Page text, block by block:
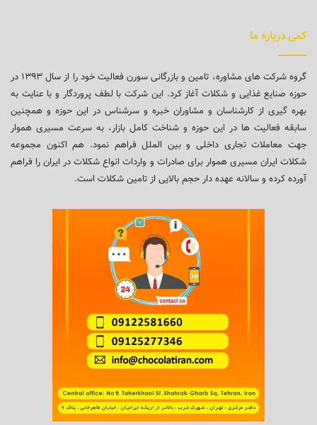
کمی درباره ما
گروه شرکت های مشاوره، تامین و بازرگانی سورن فعالیت خود را از سال ۱۳۹۳ در
حوزه صنایع غذایی و شکلات آغاز کرد. این شرکت با لطف پروردگار و با عنایت به
بهره گیری از کارشناسان و مشاوران خبره و سرشناس در این حوزه و همچنین
سابقه فعالیت ها در این حوزه و شناخت کامل بازار، به سرعت مسیری هموار
جهت معاملات تجاری داخلی و بین الملل فراهم نمود. هم اکنون مجموعه
شکلات ایران مسیری هموار برای صادرات و واردات انواع شکلات در ایران را فراهم
آورده کرده و سالانه عهده دار حجم بالایی از تامین شکلات است.